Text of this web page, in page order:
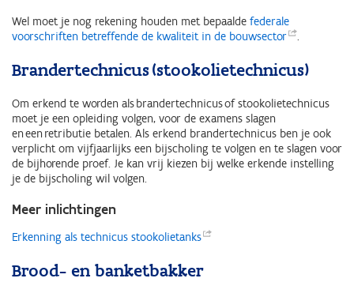
Wel moet je nog rekening houden met bepaalde federale
voorschriften betreffende de kwaliteit in de bouwsector .
Brandertechnicus (stookolietechnicus)
Om erkend te worden als brandertechnicus of stookolietechnicus
moet je een opleiding volgen, voor de examens slagen
en een retributie betalen. Als erkend brandertechnicus ben je ook
verplicht om vijfjaarlijks een bijscholing te volgen en te slagen voor
de bijhorende proef. Je kan vrij kiezen bij welke erkende instelling
je de bijscholing wil volgen.
Meer inlichtingen
Erkenning als technicus stookolietanks
Brood- en banketbakker